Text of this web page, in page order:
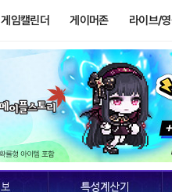
게임캘린더 게이머존 라이브/